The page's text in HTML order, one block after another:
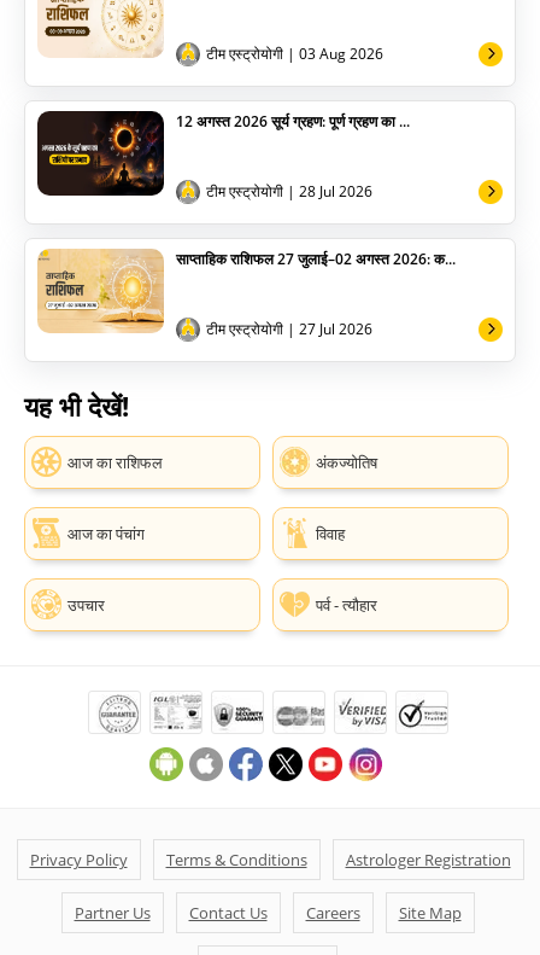
टीम एस्ट्रोयोगी | 03 Aug 2026
12 अगस्त 2026 सूर्य ग्रहण: पूर्ण ग्रहण का ...
टीम एस्ट्रोयोगी | 28 Jul 2026
साप्ताहिक राशिफल 27 जुलाई–02 अगस्त 2026: क...
टीम एस्ट्रोयोगी | 27 Jul 2026
यह भी देखें!
आज का राशिफल अंकज्योतिष
आज का पंचांग विवाह
उपचार पर्व - त्यौहार
Privacy Policy Terms & Conditions Astrologer Registration
Partner Us Contact Us Careers Site Map